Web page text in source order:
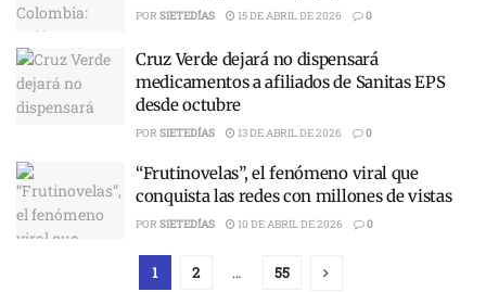
POR SIETEDÍAS 15 DE ABRIL DE 2026 0
Cruz Verde dejará no dispensará
medicamentos a afiliados de Sanitas EPS
desde octubre
POR SIETEDÍAS 13 DE ABRIL DE 2026 0
“Frutinovelas”, el fenómeno viral que
conquista las redes con millones de vistas
POR SIETEDÍAS 10 DE ABRIL DE 2026 0
1 2 … 55